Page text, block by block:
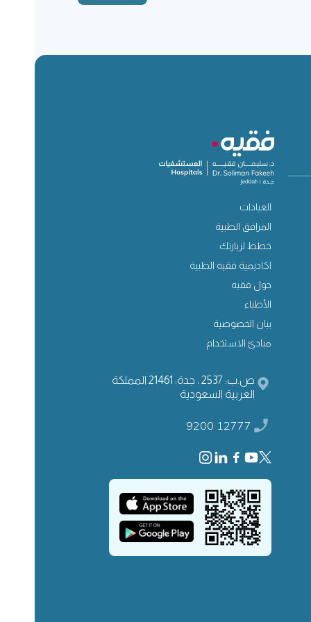
العيادات
المرافق الطبية
خطط لزيارتك
اكاديمية فقيه الطبية
حول فقيه
الأطباء
بيان الخصوصية
مبادئ الاستخدام
ص.ب: 2537 ، جدة: 21461 المملكة
العربية السعودية
9200 12777